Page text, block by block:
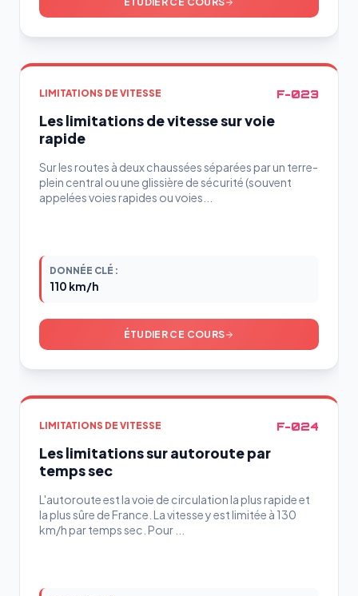
LIMITATIONS DE VITESSE F-023
Les limitations de vitesse sur voie
rapide
Sur les routes à deux chaussées séparées par un terre-
plein central ou une glissière de sécurité (souvent
appelées voies rapides ou voies...
DONNÉE CLÉ :
110 km/h
ÉTUDIER CE COURS
LIMITATIONS DE VITESSE F-024
Les limitations sur autoroute par
temps sec
L'autoroute est la voie de circulation la plus rapide et
la plus sûre de France. La vitesse y est limitée à 130
km/h par temps sec. Pour ...